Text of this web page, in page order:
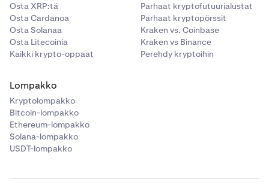
Osta XRP:tä
Osta Cardanoa
Osta Solanaa
Osta Litecoinia
Kaikki krypto-oppaat
Parhaat kryptofutuurialustat
Parhaat kryptopörssit
Kraken vs. Coinbase
Kraken vs Binance
Perehdy kryptoihin
Lompakko
Kryptolompakko
Bitcoin-lompakko
Ethereum-lompakko
Solana-lompakko
USDT-lompakko